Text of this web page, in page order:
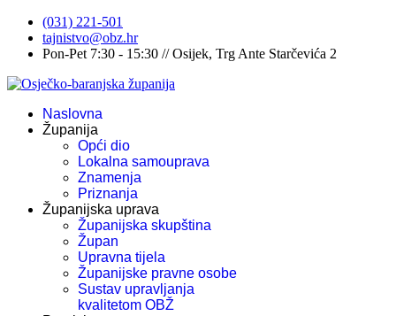
(031) 221-501
tajnistvo@obz.hr
Pon-Pet 7:30 - 15:30 // Osijek, Trg Ante Starčevića 2
Naslovna
Županija
Opći dio
Lokalna samouprava
Znamenja
Priznanja
Županijska uprava
Županijska skupština
Župan
Upravna tijela
Županijske pravne osobe
Sustav upravljanja
kvalitetom OBŽ